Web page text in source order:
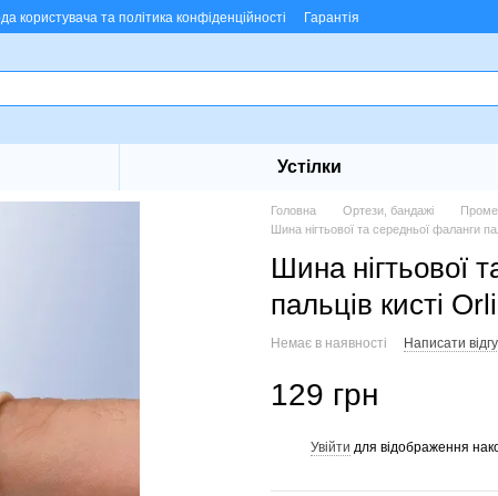
користувача та політика конфіденційності Гарантія
Устілки
Головна Ортези, бандажі
Шина нігтьової та середньої фаланги
Шина нігтьової
пальців кисті
Немає в наявності Написати
129 грн
Увійти для відображення